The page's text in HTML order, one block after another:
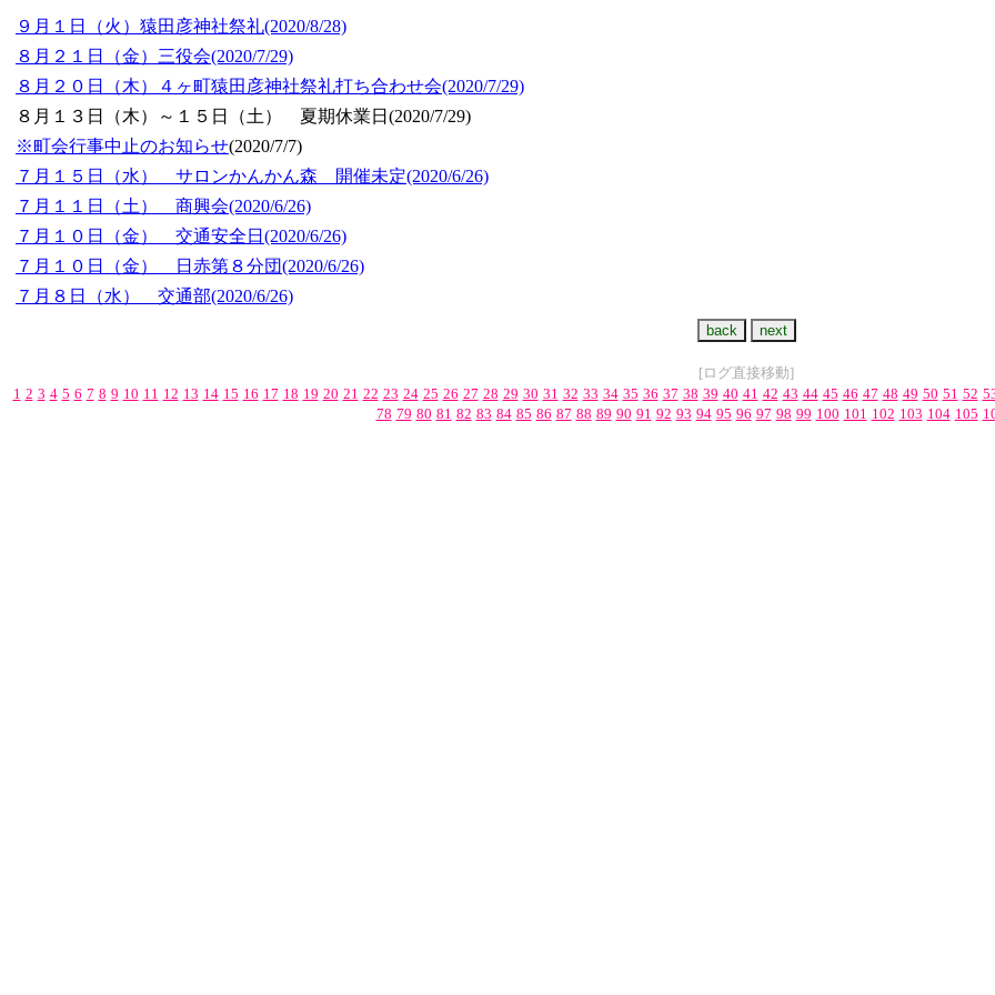
９月１日（火）猿田彦神社祭礼(2020/8/28)
８月２１日（金）三役会(2020/7/29)
８月２０日（木）４ヶ町猿田彦神社祭礼打ち合わせ会(2020/7/29)
８月１３日（木）～１５日（土） 夏期休業日 (2020/7/29)
※町会行事中止のお知らせ(2020/7/7)
７月１５日（水） サロンかんかん森 開催未定(2020/6/26)
７月１１日（土） 商興会(2020/6/26)
７月１０日（金） 交通安全日 (2020/6/26)
７月１０日（金） 日赤第８分団(2020/6/26)
７月８日（水） 交通部(2020/6/26)
[ログ直接移動]
1 2 3 4 5 6 7 8 9 10 11 12 13 14 15 16 17 18 19 20 21 22 23 24 25 26 27 28 29 30 31 32 33 34 35 36 37 38 39 40 41 42 43 44 45 46 47 48 49 50 51 52
78 79 80 81 82 83 84 85 86 87 88 89 90 91 92 93 94 95 96 97 98 99 100 101 102 103 104 105